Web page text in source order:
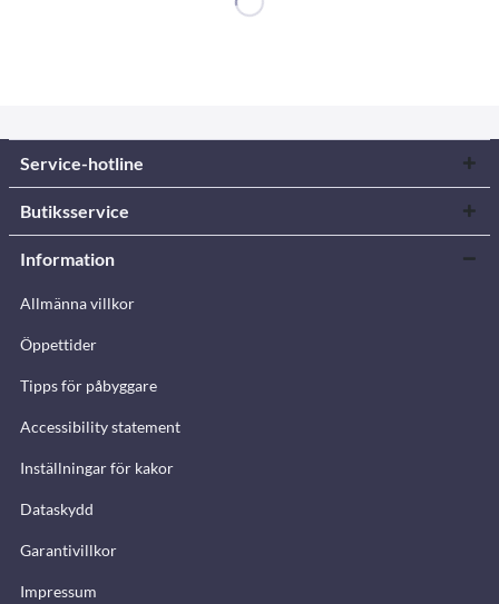
Service-hotline
Butiksservice
Information
Allmänna villkor
Öppettider
Tipps för påbyggare
Accessibility statement
Inställningar för kakor
Dataskydd
Garantivillkor
Impressum